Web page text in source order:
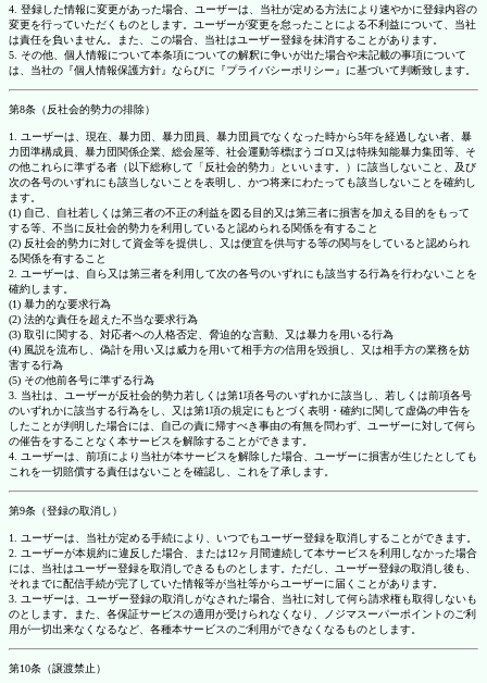
4. 登録した情報に変更があった場合、ユーザーは、当社が定める方法により速やかに登録内容の
変更を行っていただくものとします。ユーザーが変更を怠ったことによる不利益について、当社
は責任を負いません。また、この場合、当社はユーザー登録を抹消することがあります。
5. その他、個人情報について本条項についての解釈に争いが出た場合や未記載の事項について
は、当社の『個人情報保護方針』ならびに『プライバシーポリシー』に基づいて判断致します。
第8条（反社会的勢力の排除）
1. ユーザーは、現在、暴力団、暴力団員、暴力団員でなくなった時から5年を経過しない者、暴
力団準構成員、暴力団関係企業、総会屋等、社会運動等標ぼうゴロ又は特殊知能暴力集団等、そ
の他これらに準ずる者（以下総称して「反社会的勢力」といいます。）に該当しないこと、及び
次の各号のいずれにも該当しないことを表明し、かつ将来にわたっても該当しないことを確約し
ます。
(1) 自己、自社若しくは第三者の不正の利益を図る目的又は第三者に損害を加える目的をもって
する等、不当に反社会的勢力を利用していると認められる関係を有すること
(2) 反社会的勢力に対して資金等を提供し、又は便宜を供与する等の関与をしていると認められ
る関係を有すること
2. ユーザーは、自ら又は第三者を利用して次の各号のいずれにも該当する行為を行わないことを
確約します。
(1) 暴力的な要求行為
(2) 法的な責任を超えた不当な要求行為
(3) 取引に関する、対応者への人格否定、脅迫的な言動、又は暴力を用いる行為
(4) 風説を流布し、偽計を用い又は威力を用いて相手方の信用を毀損し、又は相手方の業務を妨
害する行為
(5) その他前各号に準ずる行為
3. 当社は、ユーザーが反社会的勢力若しくは第1項各号のいずれかに該当し、若しくは前項各号
のいずれかに該当する行為をし、又は第1項の規定にもとづく表明・確約に関して虚偽の申告を
したことが判明した場合には、自己の責に帰すべき事由の有無を問わず、ユーザーに対して何ら
の催告をすることなく本サービスを解除することができます。
4. ユーザーは、前項により当社が本サービスを解除した場合、ユーザーに損害が生じたとしても
これを一切賠償する責任はないことを確認し、これを了承します。
第9条（登録の取消し）
1. ユーザーは、当社が定める手続により、いつでもユーザー登録を取消しすることができます。
2. ユーザーが本規約に違反した場合、または12ヶ月間連続して本サービスを利用しなかった場合
には、当社はユーザー登録を取消しできるものとします。ただし、ユーザー登録の取消し後も、
それまでに配信手続が完了していた情報等が当社等からユーザーに届くことがあります。
3. ユーザーは、ユーザー登録の取消しがなされた場合、当社に対して何ら請求権も取得しないも
のとします。また、各保証サービスの適用が受けられなくなり、ノジマスーパーポイントのご利
用が一切出来なくなるなど、各種本サービスのご利用ができなくなるものとします。
第10条（譲渡禁止）